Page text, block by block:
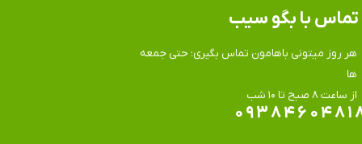
هر روز میتونی باهامون تماس بگیری؛ حتی جمعه
ها
​​​​​​​از ساعت ۸ صبح تا ۱۰ شب
تماس​​​​​​​ با بگو سیب